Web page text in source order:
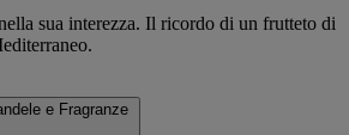
sua interezza. Il ricordo di un frutteto di
e Fragranze